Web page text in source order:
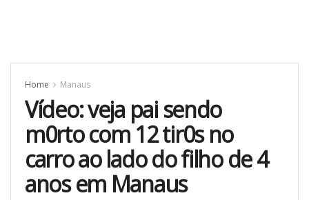
Home Manaus
Vídeo: veja pai sendo
m0rto com 12 tir0s no
carro ao lado do filho de 4
anos em Manaus